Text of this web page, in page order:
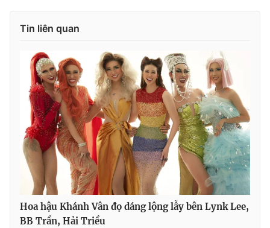
Email:
toasoan@vtv.vn
® Cấm sao chép dưới mọi hình thức nếu không có sự chấp
thuận bằng văn bản. Ghi rõ nguồn VTV.vn khi phát hành lại
Tin liên quan
Hoa hậu Khánh Vân đọ dáng lộng lẫy bên Lynk Lee,
BB Trần, Hải Triều